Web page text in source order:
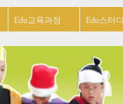
Edu교육과정 Edu스터